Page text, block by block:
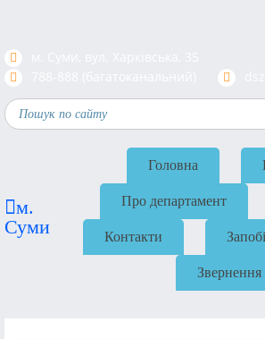
м.
Суми
Головна
Про департамент
Контакти
Звернення